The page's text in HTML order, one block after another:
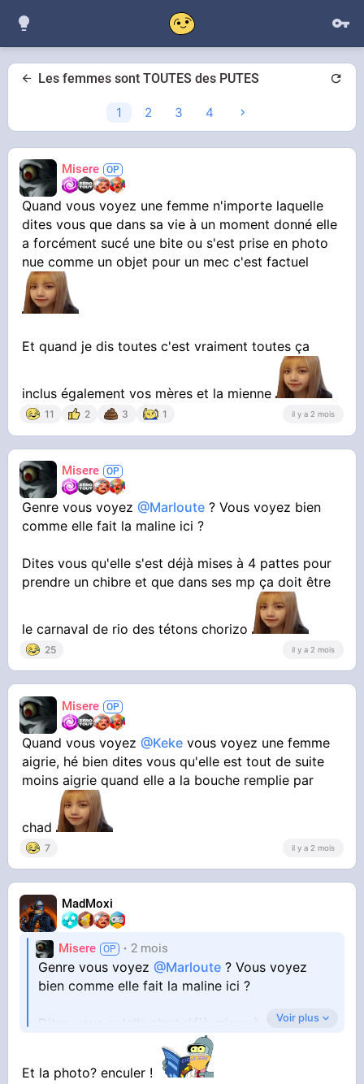
Les femmes sont TOUTES des PUTES
1 2 3 4
Misere
Quand vous voyez une femme n'importe laquelle
dites vous que dans sa vie à un moment donné elle
a forcément sucé une bite ou s'est prise en photo
nue comme un objet pour un mec c'est factuel
Et quand je dis toutes c'est vraiment toutes ça
inclus également vos mères et la mienne
11 2 3 1 il y a 2 mois
Misere
Genre vous voyez@Marloute ? Vous voyez bien
comme elle fait la maline ici ?
Dites vous qu'elle s'est déjà mises à 4 pattes pour
prendre un chibre et que dans ses mp ça doit être
le carnaval de rio des tétons chorizo
25 il y a 2 mois
Misere
Quand vous voyez@Keke vous voyez une femme
aigrie, hé bien dites vous qu'elle est tout de suite
moins aigrie quand elle a la bouche remplie par
chad
7 il y a 2 mois
MadMoxi
Misere 2 mois
Genre vous voyez@Marloute ? Vous voyez
bien comme elle fait la maline ici ?
Dites vous qu'elle s'est déjà mises à 4 pattes
pour prendre un chibre et que dans ses mp ça
doit être le carnaval de rio des tétons chorizo
Voir plus
Et la photo? enculer !